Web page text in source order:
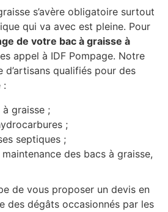
s’avère obligatoire surtout
qui va avec est pleine. Pour
de votre bac à graisse à
appel à IDF Pompage. Notre
d’artisans qualifiés pour des
:
graisse ;
;
septiques ;
des bacs à graisse,
de vous proposer un devis en
des dégâts occasionnés par les